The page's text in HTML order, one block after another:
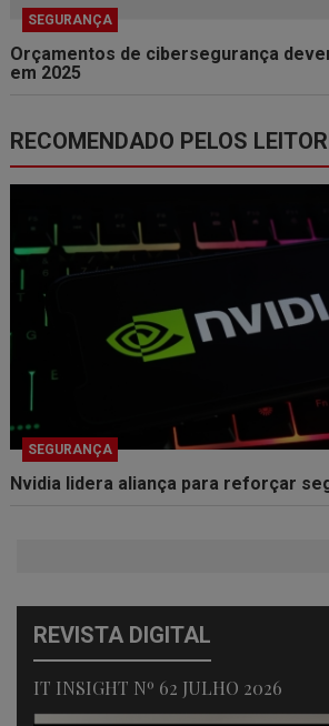
SEGURANÇA
Orçamentos de cibersegurança
em 2025
RECOMENDADO PELOS
SEGURANÇA
Nvidia lidera aliança para reforçar
REVISTA DIGITAL
IT INSIGHT Nº 62 JULHO 2026